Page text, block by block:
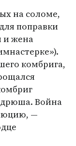
на соломе,
поправки
и жена
комбрига,
Война
—